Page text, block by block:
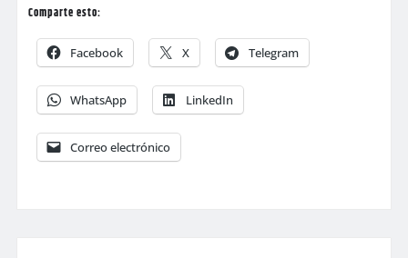
Comparte esto:
Facebook X Telegram
WhatsApp LinkedIn
Correo electrónico